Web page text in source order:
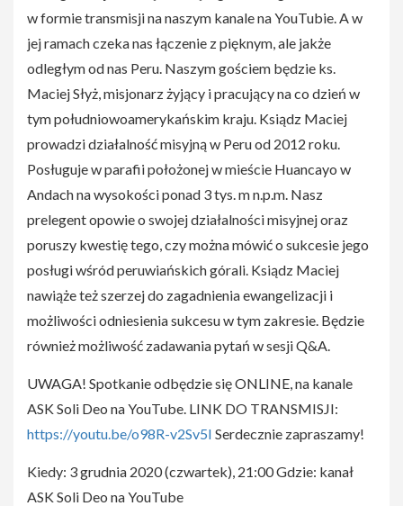
w formie transmisji na naszym kanale na YouTubie. A w
jej ramach czeka nas łączenie z pięknym, ale jakże
odległym od nas Peru. Naszym gościem będzie ks.
Maciej Słyż, misjonarz żyjący i pracujący na co dzień w
tym południowoamerykańskim kraju. Ksiądz Maciej
prowadzi działalność misyjną w Peru od 2012 roku.
Posługuje w parafii położonej w mieście Huancayo w
Andach na wysokości ponad 3 tys. m n.p.m. Nasz
prelegent opowie o swojej działalności misyjnej oraz
poruszy kwestię tego, czy można mówić o sukcesie jego
posługi wśród peruwiańskich górali. Ksiądz Maciej
nawiąże też szerzej do zagadnienia ewangelizacji i
możliwości odniesienia sukcesu w tym zakresie. Będzie
również możliwość zadawania pytań w sesji Q&A.
UWAGA! Spotkanie odbędzie się ONLINE, na kanale
ASK Soli Deo na YouTube. LINK DO TRANSMISJI:
https://youtu.be/o98R-v2Sv5I Serdecznie zapraszamy!
Kiedy: 3 grudnia 2020 (czwartek), 21:00 Gdzie: kanał
ASK Soli Deo na YouTube